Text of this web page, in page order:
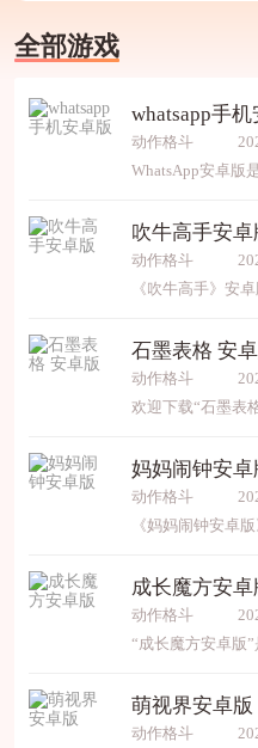
全部游戏
whatsapp手机
动作格斗
吹牛高手安卓
动作格斗
石墨表格 安
动作格斗
妈妈闹钟安卓
动作格斗
成长魔方安卓
动作格斗
萌视界安卓版
动作格斗